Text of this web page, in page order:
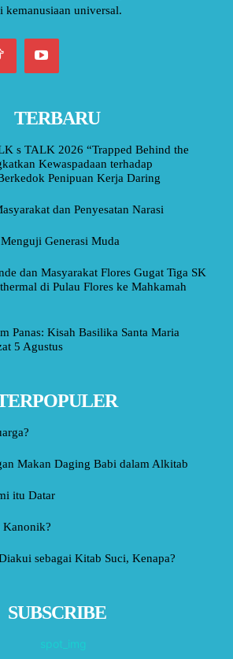
universal.
TERBARU
s TALK 2026 “Trapped Behind the
Kewaspadaan terhadap
Penipuan Kerja Daring
dan Penyesatan Narasi
Generasi Muda
dan Masyarakat Flores Gugat Tiga SK
di Pulau Flores ke Mahkamah
Panas: Kisah Basilika Santa Maria
5 Agustus
Makan Daging Babi dalam Alkitab
itu Datar
Kanonik?
sebagai Kitab Suci, Kenapa?
SUBSCRIBE